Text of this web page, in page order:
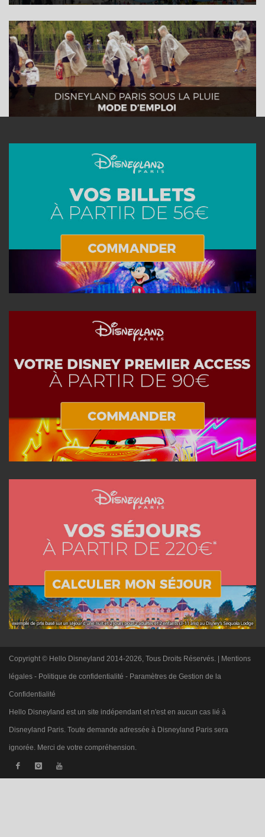
Copyright © Hello Disneyland 2014-2026, Tous Droits Réservés. | Mentions
légales - Politique de confidentialité - Paramètres de Gestion de la
Confidentialité
Hello Disneyland est un site indépendant et n'est en aucun cas lié à
Disneyland Paris. Toute demande adressée à Disneyland Paris sera
ignorée. Merci de votre compréhension.